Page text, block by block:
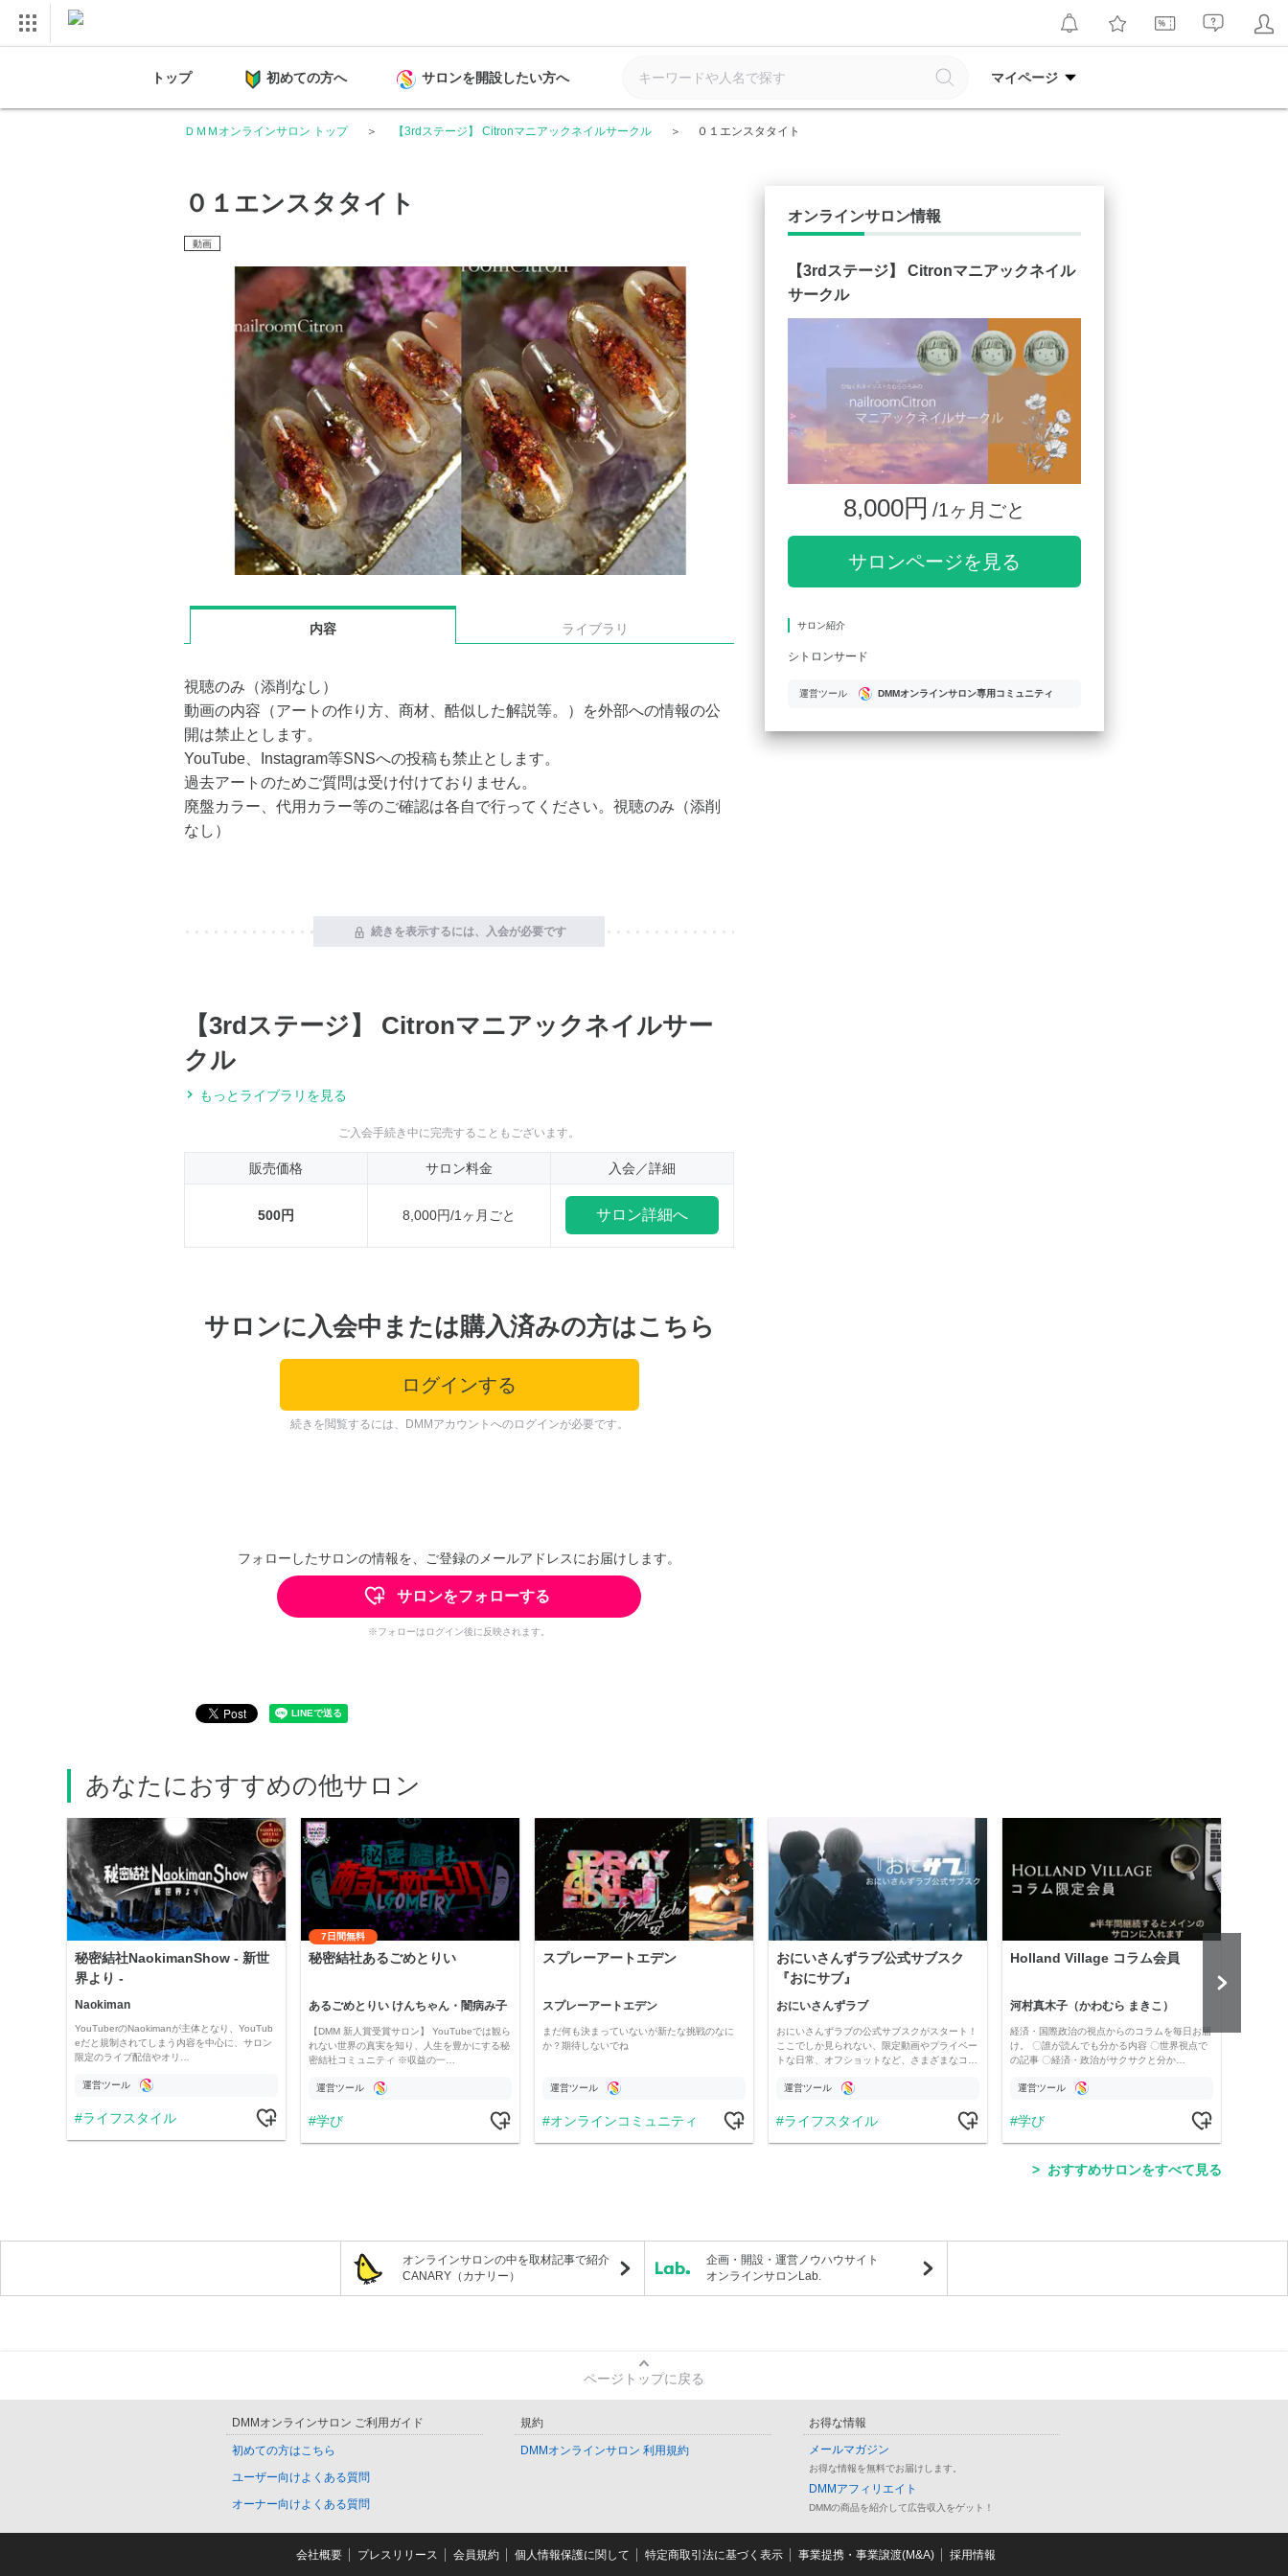
トップ 初めての方へ サロンを開設したい方へ マイページ
ＤＭＭオンラインサロン トップ 【3rdステージ】 Citronマニアックネイルサークル ０１エンスタタイト
０１エンスタタイト
動画
内容 ライブラリ
視聴のみ（添削なし）
動画の内容（アートの作り方、商材、酷似した解説等。）を外部への情報の公
開は禁止とします。
YouTube、Instagram等SNSへの投稿も禁止とします。
過去アートのためご質問は受け付けておりません。
廃盤カラー、代用カラー等のご確認は各自で行ってください。視聴のみ（添削
なし）
続きを表示するには、入会が必要です
【3rdステージ】 Citronマニアックネイルサー
クル
もっとライブラリを見る
ご入会手続き中に完売することもございます。
販売価格 サロン料金 入会／詳細
500円 8,000円/1ヶ月ごと サロン詳細へ
サロンに入会中または購入済みの方はこちら
ログインする
続きを閲覧するには、DMMアカウントへのログインが必要です。
フォローしたサロンの情報を、ご登録のメールアドレスにお届けします。
サロンをフォローする
※フォローはログイン後に反映されます。
オンラインサロン情報
【3rdステージ】 Citronマニアックネイル
サークル
8,000円 /1ヶ月ごと
サロンページを見る
サロン紹介
シトロンサード
運営ツール DMMオンラインサロン専用コミュニティ
あなたにおすすめの他サロン
秘密結社NaokimanShow - 新世
界より -
Naokiman
YouTuberのNaokimanが主体となり、YouTub
eだと規制されてしまう内容を中心に、サロン
限定のライブ配信やオリ…
運営ツール
ライフスタイル
7日間無料
秘密結社あるごめとりい
あるごめとりい けんちゃん・闇病み子
【DMM 新人賞受賞サロン】 YouTubeでは観ら
れない世界の真実を知り、人生を豊かにする秘
密結社コミュニティ ※収益の一…
運営ツール
学び
スプレーアートエデン
スプレーアートエデン
まだ何も決まっていないが新たな挑戦のなに
か？期待しないでね
運営ツール
オンラインコミュニティ
おにいさんずラブ公式サブスク
『おにサブ』
おにいさんずラブ
おにいさんずラブの公式サブスクがスタート！
ここでしか見られない、限定動画やプライベー
トな日常、オフショットなど、さまざまなコ…
運営ツール
ライフスタイル
Holland Village コラム会員
河村真木子（かわむら まきこ）
経済・国際政治の視点からのコラムを毎日お届
け。 〇誰が読んでも分かる内容 〇世界視点で
の記事 〇経済・政治がサクサクと分か…
運営ツール
学び
おすすめサロンをすべて見る
オンラインサロンの中を取材記事で紹介
CANARY（カナリー）
企画・開設・運営ノウハウサイト
オンラインサロンLab.
ページトップに戻る
DMMオンラインサロン ご利用ガイド
初めての方はこちら
ユーザー向けよくある質問
オーナー向けよくある質問
規約
DMMオンラインサロン 利用規約
お得な情報
メールマガジン
お得な情報を無料でお届けします。
DMMアフィリエイト
DMMの商品を紹介して広告収入をゲット！
会社概要 プレスリリース 会員規約 個人情報保護に関して 特定商取引法に基づく表示 事業提携・事業譲渡(M&A) 採用情報